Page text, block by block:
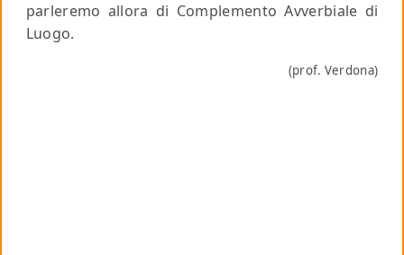
parleremo allora di Complemento Avverbiale di
Luogo.
(prof. Verdona)